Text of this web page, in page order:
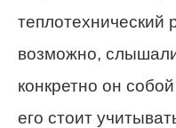
теплотехнический
возможно,
конкретно он
его стоит